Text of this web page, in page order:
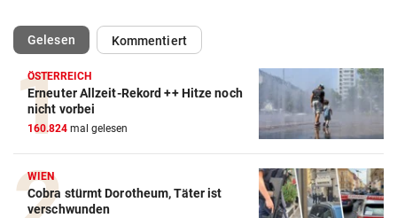
Gelesen(ausgewählt)Kommentiert
ÖSTERREICH
Erneuter Allzeit-Rekord ++ Hitze noch
nicht vorbei
160.824 mal gelesen
WIEN
Cobra stürmt Dorotheum, Täter ist
verschwunden